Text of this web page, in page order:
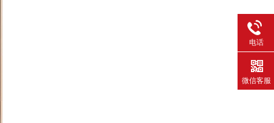
电话
微信客服